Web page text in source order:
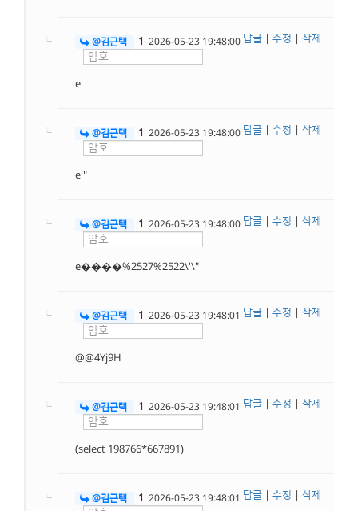
@김근택 1 2026-05-23 19:48:00
e
답글 수정 삭제
@김근택 1 2026-05-23 19:48:00
e'"
답글 수정 삭제
@김근택 1 2026-05-23 19:48:00
e����%2527%2522\'\"
답글 수정 삭제
@김근택 1 2026-05-23 19:48:01
@@4Yj9H
답글 수정 삭제
@김근택 1 2026-05-23 19:48:01
(select 198766*667891)
답글 수정 삭제
@김근택 1 2026-05-23 19:48:01 답글 수정 삭제